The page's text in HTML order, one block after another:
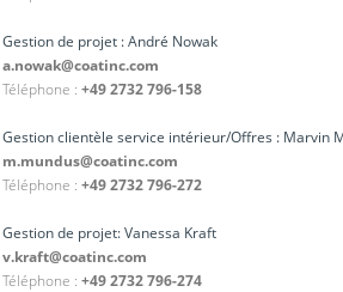
Gestion de projet : André Nowak
a.nowak@coatinc.com
Téléphone : +49 2732 796-158
Gestion clientèle service intérieur/Offres : Marvin
m.mundus@coatinc.com
Téléphone : +49 2732 796-272
Gestion de projet: Vanessa Kraft
v.kraft@coatinc.com
Téléphone : +49 2732 796-274